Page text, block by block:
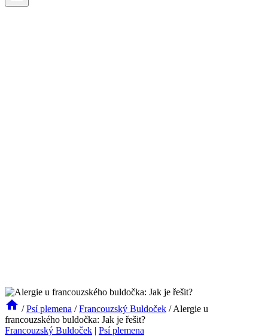
/ Psí plemena / Francouzský Buldoček / Alergie u
francouzského buldočka: Jak je řešit?
Francouzský Buldoček | Psí plemena